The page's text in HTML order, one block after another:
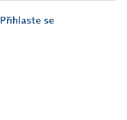
Přihlaste se